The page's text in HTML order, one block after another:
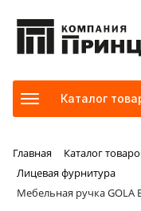
Каталог
Главная Каталог
Лицевая фурнитура
Мебельная ручка GOLA